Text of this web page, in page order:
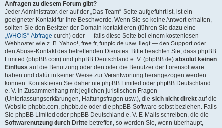
Anfragen zu diesem Forum gibt?
Jeder Administrator, der auf der „Das Team“-Seite aufgeführt ist, ist ein
geeigneter Kontakt für Ihre Beschwerde. Wenn Sie so keine Antwort erhalten,
sollten Sie den Besitzer der Domain kontaktieren (führen Sie dazu eine
„WHOIS“-Abfrage durch) oder — falls diese Seite bei einem kostenlosen
Webhoster wie z. B. Yahoo!, free.fr, funpic.de usw. liegt — den Support oder
den Abuse-Kontakt des betreffenden Dienstes. Bitte beachten Sie, dass phpBB
Limited (phpBB.com) und phpBB Deutschland e. V. (phpBB.de) absolut keinen
Einfluss auf die Benutzung oder den oder die Benutzer der Forensoftware
haben und dafür in keiner Weise zur Verantwortung herangezogen werden
können. Kontaktieren Sie daher nie phpBB Limited oder phpBB Deutschland
e. V. in Zusammenhang mit jeglichen juristischen Fragen
(Unterlassungserklärungen, Haftungsfragen usw.), die sich nicht direkt auf die
Website phpbb.com, phpbb.de oder die phpBB-Software selbst beziehen. Falls
Sie phpBB Limited oder phpBB Deutschland e. V. E-Mails schreiben, die die
Softwarenutzung durch Dritte betreffen, so werden Sie, wenn überhaupt,